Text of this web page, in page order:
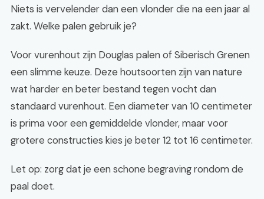
Niets is vervelender dan een vlonder die na een jaar al
zakt. Welke palen gebruik je?
Voor vurenhout zijn Douglas palen of Siberisch Grenen
een slimme keuze. Deze houtsoorten zijn van nature
wat harder en beter bestand tegen vocht dan
standaard vurenhout. Een diameter van 10 centimeter
is prima voor een gemiddelde vlonder, maar voor
grotere constructies kies je beter 12 tot 16 centimeter.
Let op: zorg dat je een schone begraving rondom de
paal doet.